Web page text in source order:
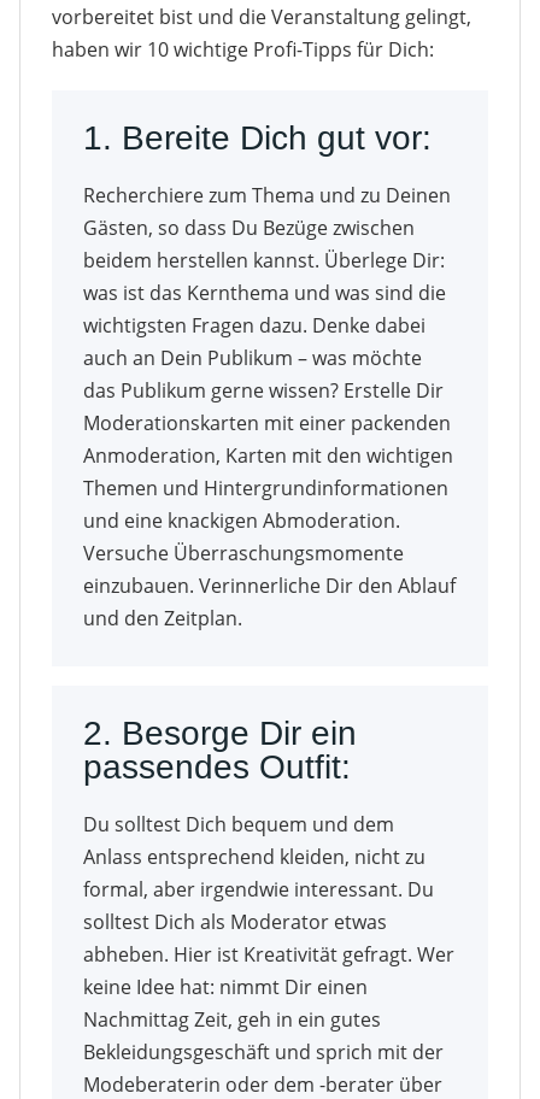
vorbereitet bist und die Veranstaltung gelingt,
haben wir 10 wichtige Profi-Tipps für Dich:
1. Bereite Dich gut vor:
Recherchiere zum Thema und zu Deinen
Gästen, so dass Du Bezüge zwischen
beidem herstellen kannst. Überlege Dir:
was ist das Kernthema und was sind die
wichtigsten Fragen dazu. Denke dabei
auch an Dein Publikum – was möchte
das Publikum gerne wissen? Erstelle Dir
Moderationskarten mit einer packenden
Anmoderation, Karten mit den wichtigen
Themen und Hintergrundinformationen
und eine knackigen Abmoderation.
Versuche Überraschungsmomente
einzubauen. Verinnerliche Dir den Ablauf
und den Zeitplan.
2. Besorge Dir ein
passendes Outfit:
Du solltest Dich bequem und dem
Anlass entsprechend kleiden, nicht zu
formal, aber irgendwie interessant. Du
solltest Dich als Moderator etwas
abheben. Hier ist Kreativität gefragt. Wer
keine Idee hat: nimmt Dir einen
Nachmittag Zeit, geh in ein gutes
Bekleidungsgeschäft und sprich mit der
Modeberaterin oder dem -berater über